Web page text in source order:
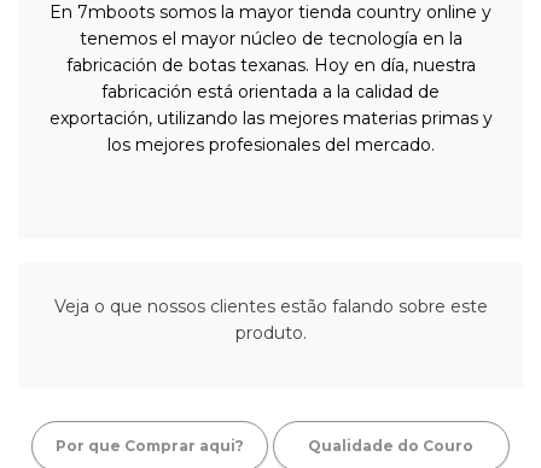
En 7mboots somos la mayor tienda country online y
tenemos el mayor núcleo de tecnología en la
fabricación de botas texanas. Hoy en día, nuestra
fabricación está orientada a la calidad de
exportación, utilizando las mejores materias primas y
los mejores profesionales del mercado.
Veja o que nossos clientes estão falando sobre este
produto.
Por que Comprar aqui? Qualidade do Couro